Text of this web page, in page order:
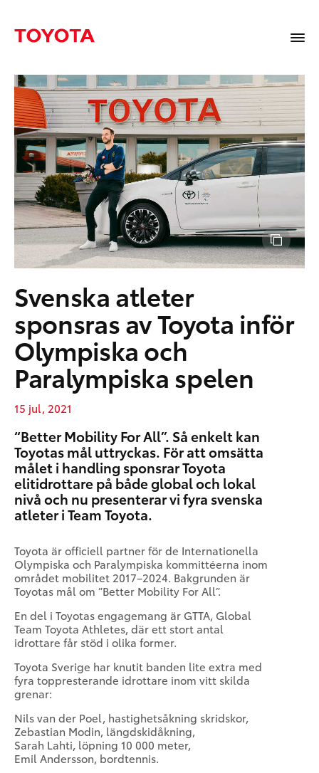
Svenska atleter
sponsras av Toyota inför
Olympiska och
Paralympiska spelen
15 jul, 2021
“Better Mobility For All”. Så enkelt kan
Toyotas mål uttryckas. För att omsätta
målet i handling sponsrar Toyota
elitidrottare på både global och lokal
nivå och nu presenterar vi fyra svenska
atleter i Team Toyota.
Toyota är officiell partner för de Internationella
Olympiska och Paralympiska kommittéerna inom
området mobilitet 2017–2024. Bakgrunden är
Toyotas mål om ”Better Mobility For All”.
En del i Toyotas engagemang är GTTA, Global
Team Toyota Athletes, där ett stort antal
idrottare får stöd i olika former.
Toyota Sverige har knutit banden lite extra med
fyra toppresterande idrottare inom vitt skilda
grenar:
Nils van der Poel, hastighetsåkning skridskor,
Zebastian Modin, längdskidåkning,
Sarah Lahti, löpning 10 000 meter,
Emil Andersson, bordtennis.